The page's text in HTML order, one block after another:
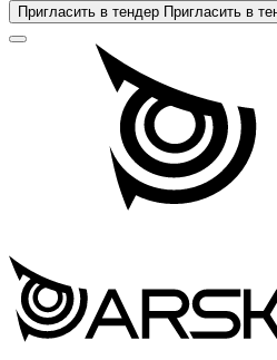
Пригласить в тендер Пригласить в